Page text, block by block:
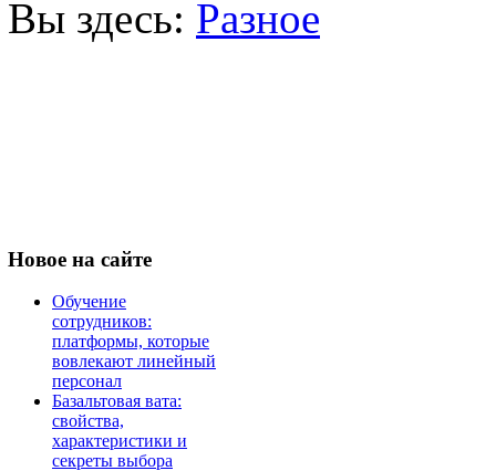
Вы здесь: Разное
Новое на сайте
Обучение
сотрудников:
платформы, которые
вовлекают линейный
персонал
Базальтовая вата:
свойства,
характеристики и
секреты выбора